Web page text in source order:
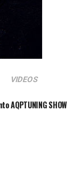
VIDEOS
AQPTUNING SHOW